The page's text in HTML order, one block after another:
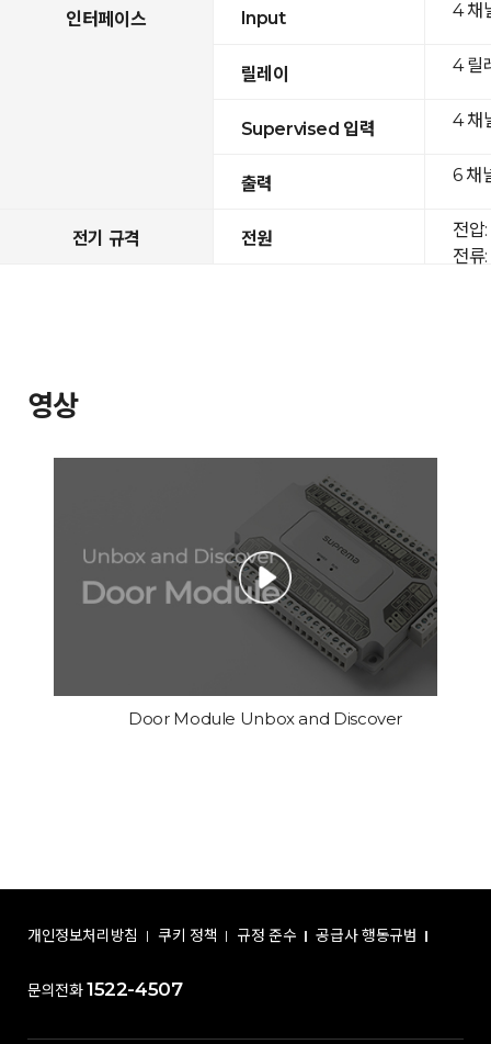
인터페이스 Input
릴레이
Supervised 입력
출력
전기 규격 전원
4 채
4 릴
4 채
6 채
전압
전류
영상
Door Module Unbox and Discover
개인정보처리방침 쿠키 정책 규정 준수 공급사 행동규범
문의전화 1522-4507